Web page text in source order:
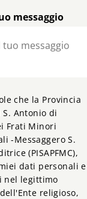
messaggio
che la Provincia
Antonio di
Frati Minori
-Messaggero S.
(PISAPFMC),
dati personali e
nel legittimo
religioso,